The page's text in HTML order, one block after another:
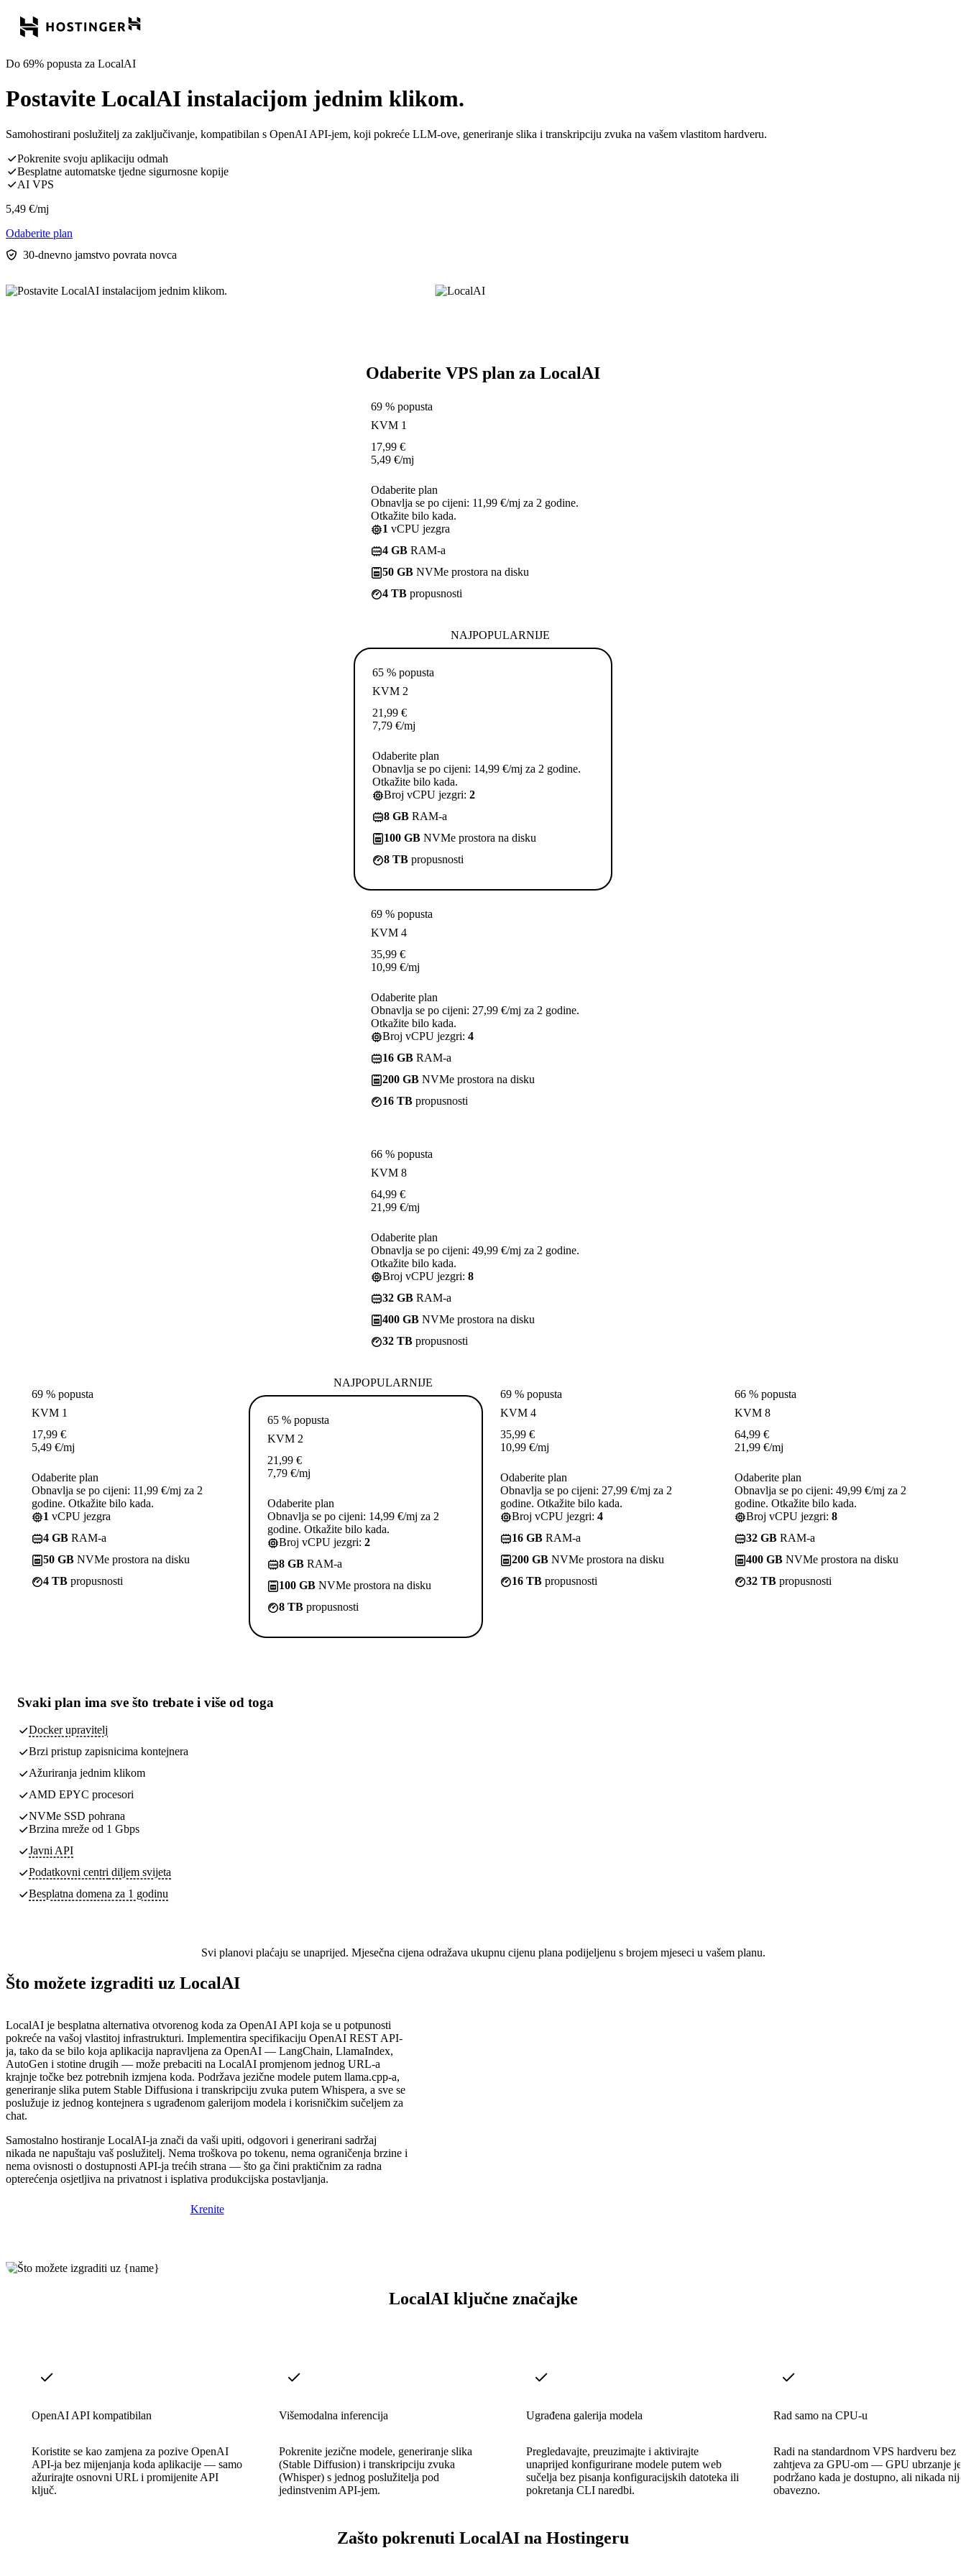
Do 69% popusta za LocalAI
Postavite LocalAI instalacijom jednim klikom.
Samohostirani poslužitelj za zaključivanje, kompatibilan s OpenAI API-jem, koji pokreće LLM-ove, generiranje slika i transkripciju zvuka na vašem vlastitom hardveru.
Pokrenite svoju aplikaciju odmah
Besplatne automatske tjedne sigurnosne kopije
AI VPS
5,49 €/mj
Odaberite plan
30-dnevno jamstvo povrata novca
Odaberite VPS plan za LocalAI
69 % popusta
KVM 1
17,99 €
5,49 €/mj
Odaberite plan
Obnavlja se po cijeni: 11,99 €/mj za 2 godine.
Otkažite bilo kada.
1 vCPU jezgra
4 GB RAM-a
50 GB NVMe prostora na disku
4 TB propusnosti
NAJPOPULARNIJE
65 % popusta
KVM 2
21,99 €
7,79 €/mj
Odaberite plan
Obnavlja se po cijeni: 14,99 €/mj za 2 godine.
Otkažite bilo kada.
Broj vCPU jezgri: 2
8 GB RAM-a
100 GB NVMe prostora na disku
8 TB propusnosti
69 % popusta
KVM 4
35,99 €
10,99 €/mj
Odaberite plan
Obnavlja se po cijeni: 27,99 €/mj za 2 godine.
Otkažite bilo kada.
Broj vCPU jezgri: 4
16 GB RAM-a
200 GB NVMe prostora na disku
16 TB propusnosti
66 % popusta
KVM 8
64,99 €
21,99 €/mj
Odaberite plan
Obnavlja se po cijeni: 49,99 €/mj za 2 godine.
Otkažite bilo kada.
Broj vCPU jezgri: 8
32 GB RAM-a
400 GB NVMe prostora na disku
32 TB propusnosti
69 % popusta
KVM 1
17,99 €
5,49 €/mj
Odaberite plan
Obnavlja se po cijeni: 11,99 €/mj za 2
godine. Otkažite bilo kada.
1 vCPU jezgra
4 GB RAM-a
50 GB NVMe prostora na disku
4 TB propusnosti
NAJPOPULARNIJE
65 % popusta
KVM 2
21,99 €
7,79 €/mj
Odaberite plan
Obnavlja se po cijeni: 14,99 €/mj za 2
godine. Otkažite bilo kada.
Broj vCPU jezgri: 2
8 GB RAM-a
100 GB NVMe prostora na disku
8 TB propusnosti
69 % popusta
KVM 4
35,99 €
10,99 €/mj
Odaberite plan
Obnavlja se po cijeni: 27,99 €/mj za 2
godine. Otkažite bilo kada.
Broj vCPU jezgri: 4
16 GB RAM-a
200 GB NVMe prostora na disku
16 TB propusnosti
66 % popusta
KVM 8
64,99 €
21,99 €/mj
Odaberite plan
Obnavlja se po cijeni: 49,99 €/mj za 2
godine. Otkažite bilo kada.
Broj vCPU jezgri: 8
32 GB RAM-a
400 GB NVMe prostora na disku
32 TB propusnosti
Svaki plan ima sve što trebate i više od toga
Docker upravitelj
Brzi pristup zapisnicima kontejnera
Ažuriranja jednim klikom
AMD EPYC procesori
NVMe SSD pohrana
Brzina mreže od 1 Gbps
Javni API
Podatkovni centri diljem svijeta
Besplatna domena za 1 godinu
Svi planovi plaćaju se unaprijed. Mjesečna cijena odražava ukupnu cijenu plana podijeljenu s brojem mjeseci u vašem planu.
Što možete izgraditi uz LocalAI
LocalAI je besplatna alternativa otvorenog koda za OpenAI API koja se u potpunosti
pokreće na vašoj vlastitoj infrastrukturi. Implementira specifikaciju OpenAI REST API-
ja, tako da se bilo koja aplikacija napravljena za OpenAI — LangChain, LlamaIndex,
AutoGen i stotine drugih — može prebaciti na LocalAI promjenom jednog URL-a
krajnje točke bez potrebnih izmjena koda. Podržava jezične modele putem llama.cpp-a,
generiranje slika putem Stable Diffusiona i transkripciju zvuka putem Whispera, a sve se
poslužuje iz jednog kontejnera s ugrađenom galerijom modela i korisničkim sučeljem za
chat.
Samostalno hostiranje LocalAI-ja znači da vaši upiti, odgovori i generirani sadržaj
nikada ne napuštaju vaš poslužitelj. Nema troškova po tokenu, nema ograničenja brzine i
nema ovisnosti o dostupnosti API-ja trećih strana — što ga čini praktičnim za radna
opterećenja osjetljiva na privatnost i isplativa produkcijska postavljanja.
Krenite
LocalAI ključne značajke
OpenAI API kompatibilan
Koristite se kao zamjena za pozive OpenAI
API-ja bez mijenjanja koda aplikacije — samo
ažurirajte osnovni URL i promijenite API
ključ.
Višemodalna inferencija
Pokrenite jezične modele, generiranje slika
(Stable Diffusion) i transkripciju zvuka
(Whisper) s jednog poslužitelja pod
jedinstvenim API-jem.
Ugrađena galerija modela
Pregledavajte, preuzimajte i aktivirajte
unaprijed konfigurirane modele putem web
sučelja bez pisanja konfiguracijskih datoteka ili
pokretanja CLI naredbi.
Rad samo na CPU-u
Radi na standardnom VPS hardveru bez
zahtjeva za GPU-om — GPU ubrzanje je
podržano kada je dostupno, ali nikada nije
obavezno.
Zašto pokrenuti LocalAI na Hostingeru